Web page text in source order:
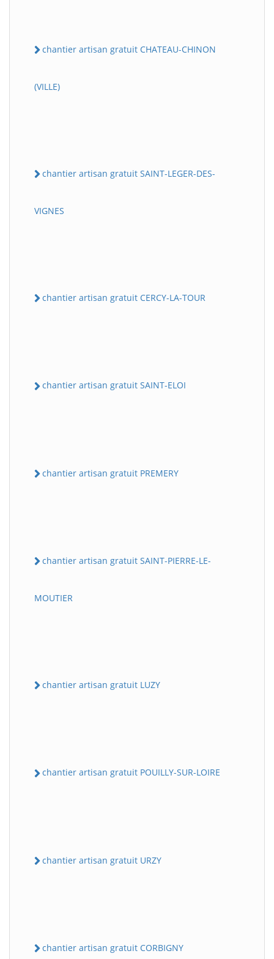
chantier artisan gratuit CHATEAU-CHINON
(VILLE)
chantier artisan gratuit SAINT-LEGER-DES-
VIGNES
chantier artisan gratuit CERCY-LA-TOUR
chantier artisan gratuit SAINT-ELOI
chantier artisan gratuit PREMERY
chantier artisan gratuit SAINT-PIERRE-LE-
MOUTIER
chantier artisan gratuit LUZY
chantier artisan gratuit POUILLY-SUR-LOIRE
chantier artisan gratuit URZY
chantier artisan gratuit CORBIGNY